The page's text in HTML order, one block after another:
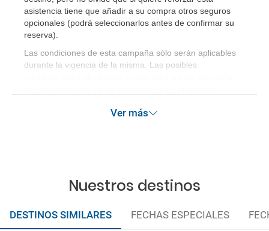
asistencia tiene que añadir a su compra otros seguros
opcionales (podrá seleccionarlos antes de confirmar su
reserva)
Las condiciones de esta campaña sólo serán aplicables
durante la vigencia de la misma. Las posibles
Ver más
Nuestros destinos
DESTINOS SIMILARES FECHAS ESPECIALES